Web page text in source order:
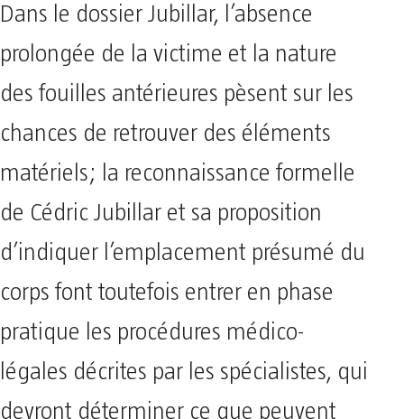
Dans le dossier Jubillar, l’absence
prolongée de la victime et la nature
des fouilles antérieures pèsent sur les
chances de retrouver des éléments
matériels; la reconnaissance formelle
de Cédric Jubillar et sa proposition
d’indiquer l’emplacement présumé du
corps font toutefois entrer en phase
pratique les procédures médico-
légales décrites par les spécialistes, qui
devront déterminer ce que peuvent